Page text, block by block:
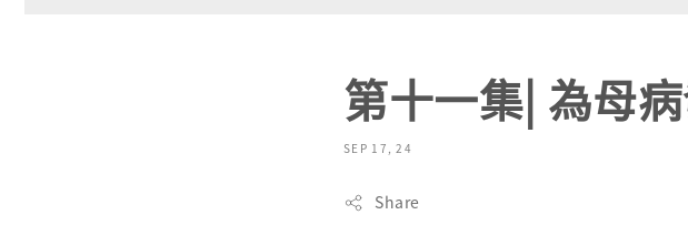
第十一集| 為母
SEP 17, 24
Share